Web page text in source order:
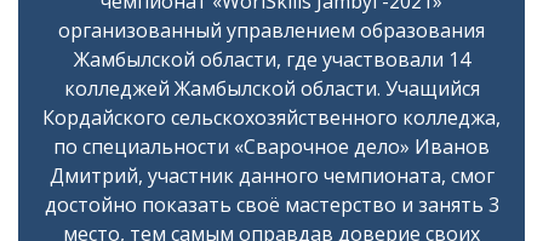
организованный управлением образования
Жамбылской области, где участвовали 14
колледжей Жамбылской области. Учащийся
Кордайского сельскохозяйственного колледжа,
по специальности «Сварочное дело» Иванов
Дмитрий, участник данного чемпионата, смог
достойно показать своё мастерство и занять 3
место, тем самым оправдав доверие своих